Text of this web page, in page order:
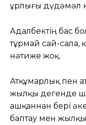
ұрлығы дүдәмәл
Адалбектің бас
тұрмай сай-сала,
нәтиже жоқ.
Атқұмарлық пен
жылқы дегенде
ашқаннан бері
баптау мен